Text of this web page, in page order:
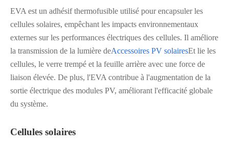
EVA est un adhésif thermofusible utilisé pour encapsuler les
cellules solaires, empêchant les impacts environnementaux
externes sur les performances électriques des cellules. Il améliore
la transmission de la lumière deAccessoires PV solairesEt lie les
cellules, le verre trempé et la feuille arrière avec une force de
liaison élevée. De plus, l'EVA contribue à l'augmentation de la
sortie électrique des modules PV, améliorant l'efficacité globale
du système.
Cellules solaires